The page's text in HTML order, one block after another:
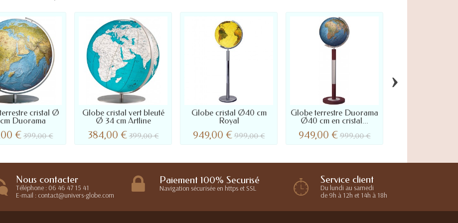
cristal Ø
Duorama
€399,00 €
Globe cristal vert bleuté
Ø 34 cm Artline
384,00 €399,00 €
Globe cristal Ø40 cm
Royal
949,00 €999,00 €
Globe terrestre Duorama
Ø40 cm en cristal...
949,00 €999,00 €
›
Nous contacter
Téléphone : 06 46 47 15 41
E-mail : contact@univers-globe.com
Paiement 100% Securisé
Navigation sécurisée en https et SSL
Service client
Du lundi au samedi
de 9h à 12h et 14h à 18h